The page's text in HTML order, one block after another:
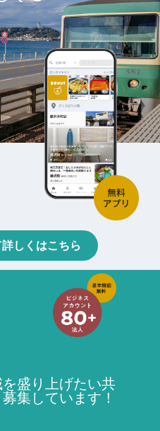
しくはこちら
を盛り上げたい共
集しています！